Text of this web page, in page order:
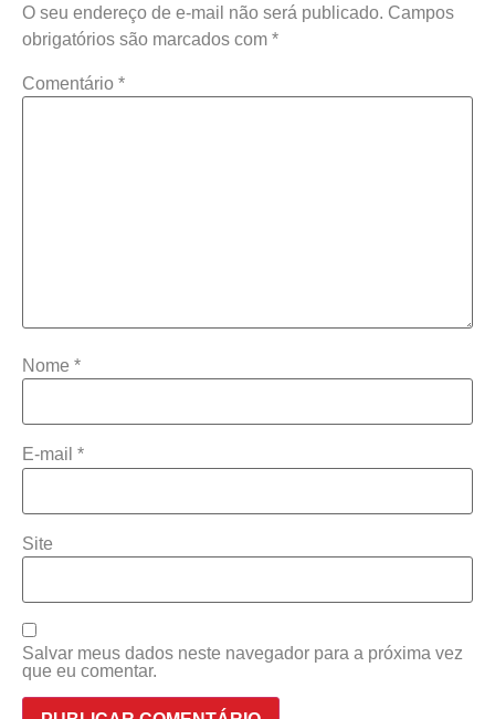
O seu endereço de e-mail não será publicado. Campos
obrigatórios são marcados com *
Comentário *
Nome *
E-mail *
Site
Salvar meus dados neste navegador para a próxima vez
que eu comentar.